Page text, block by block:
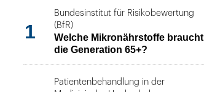
1
Bundesinstitut für Risikobewertung
(BfR)
Welche Mikronährstoffe braucht
die Generation 65+?
Patientenbehandlung in der